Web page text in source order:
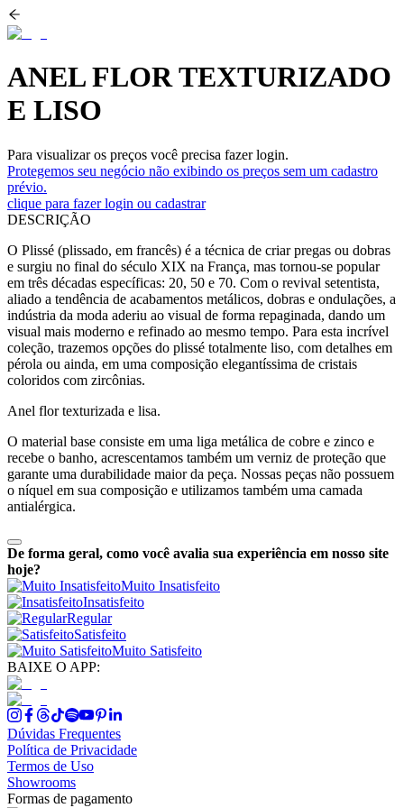
ANEL FLOR TEXTURIZADO
E LISO
Para visualizar os preços você precisa fazer login.
Protegemos seu negócio não exibindo os preços sem um cadastro
prévio.
clique para fazer login ou cadastrar
DESCRIÇÃO
O Plissé (plissado, em francês) é a técnica de criar pregas ou dobras
e surgiu no final do século XIX na França, mas tornou-se popular
em três décadas específicas: 20, 50 e 70. Com o revival setentista,
aliado a tendência de acabamentos metálicos, dobras e ondulações, a
indústria da moda aderiu ao visual de forma repaginada, dando um
visual mais moderno e refinado ao mesmo tempo. Para esta incrível
coleção, trazemos opções do plissé totalmente liso, com detalhes em
pérola ou ainda, em uma composição elegantíssima de cristais
coloridos com zircônias.
Anel flor texturizada e lisa.
O material base consiste em uma liga metálica de cobre e zinco e
recebe o banho, acrescentamos também um verniz de proteção que
garante uma durabilidade maior da peça. Nossas peças não possuem
o níquel em sua composição e utilizamos também uma camada
antialérgica.
De forma geral, como você avalia sua experiência em nosso site
hoje?
Muito Insatisfeito
Insatisfeito
Regular
Satisfeito
Muito Satisfeito
BAIXE O APP:
Dúvidas Frequentes
Política de Privacidade
Termos de Uso
Showrooms
Formas de pagamento